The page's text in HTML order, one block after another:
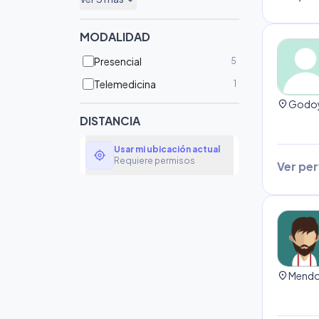
MODALIDAD
Presencial 5
Telemedicina 1
DISTANCIA
my_location
Usar mi ubicación actual
Requiere permisos
location_on
Ver
location_on